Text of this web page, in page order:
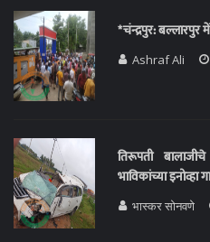
*चंन्द्रपुर: बल्लारपुर
Ashraf Ali
तिरूपती
भाविकांच्या इनोव्हा
भास्कर सोनवणे